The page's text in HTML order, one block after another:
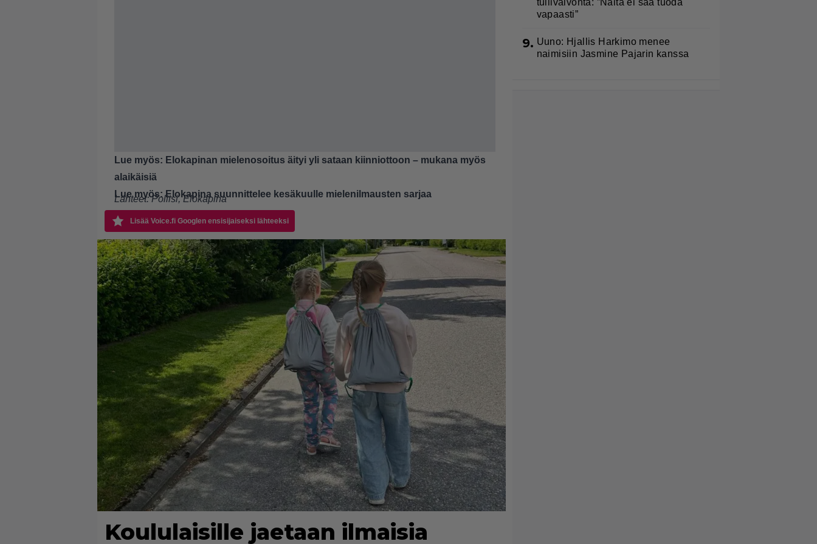
Lue myös: Elokapinan mielenosoitus äityi yli sataan kiinniottoon – mukana myös
alaikäisiä
Lue myös:Elokapina suunnittelee kesäkuulle mielenilmausten sarjaa
Lähteet:Poliisi,Elokapina
Lisää Voice.fi Googlen ensisijaiseksi lähteeksi
Koululaisille jaetaan ilmaisia
tullivalvonta: ”Näitä ei saa tuoda
vapaasti”
9. Uuno: Hjallis Harkimo menee
naimisiin Jasmine Pajarin kanssa